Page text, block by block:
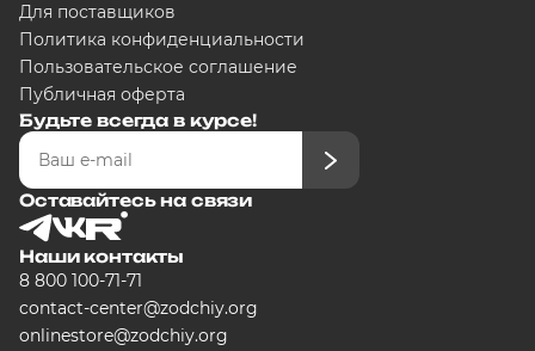
Для поставщиков
Политика конфиденциальности
Пользовательское соглашение
Публичная оферта
Будьте всегда в курсе!
Оставайтесь на связи
Наши контакты
8 800 100-71-71
contact-center@zodchiy.org
onlinestore@zodchiy.org